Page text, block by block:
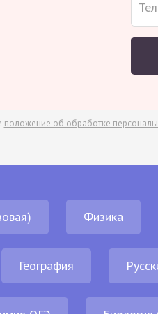
положение об обработке
Физика
География